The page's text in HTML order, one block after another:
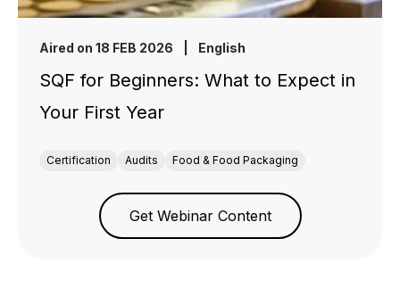
Aired on 18 FEB 2026 English
SQF for Beginners: What to Expect in
Your First Year
Certification Audits Food & Food Packaging
Get Webinar Content